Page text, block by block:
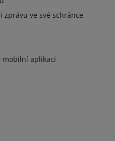
ve své schránce
mobilní aplikaci